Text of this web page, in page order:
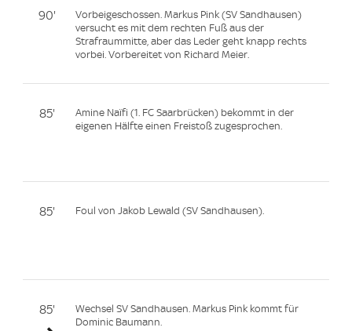
90'
Vorbeigeschossen. Markus Pink (SV Sandhausen)
versucht es mit dem rechten Fuß aus der
Strafraummitte, aber das Leder geht knapp rechts
vorbei. Vorbereitet von Richard Meier.
85'
Amine Naïfi (1. FC Saarbrücken) bekommt in der
eigenen Hälfte einen Freistoß zugesprochen.
85' Foul von Jakob Lewald (SV Sandhausen).
85'
Wechsel SV Sandhausen. Markus Pink kommt für
Dominic Baumann.